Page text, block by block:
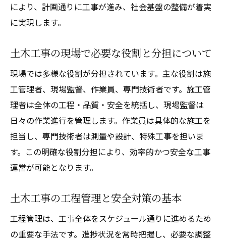
により、計画通りに工事が進み、社会基盤の整備が着実
に実現します。
土木工事の現場で必要な役割と分担について
現場では多様な役割が分担されています。主な役割は施
工管理者、現場監督、作業員、専門技術者です。施工管
理者は全体の工程・品質・安全を統括し、現場監督は
日々の作業進行を管理します。作業員は具体的な施工を
担当し、専門技術者は測量や設計、特殊工事を担いま
す。この明確な役割分担により、効率的かつ安全な工事
運営が可能となります。
土木工事の工程管理と安全対策の基本
工程管理は、工事全体をスケジュール通りに進めるため
の重要な手法です。進捗状況を常時把握し、必要な調整